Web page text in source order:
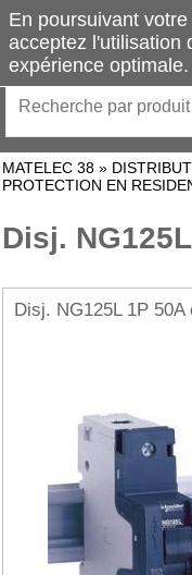
MATELEC 38 »
PROTECTION EN
Disj.
Disj. NG125L 1P 50A
En poursuivant
acceptez l'utilisation
expérience